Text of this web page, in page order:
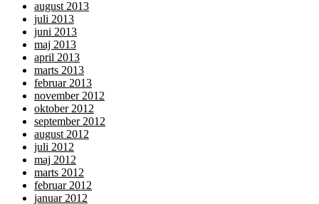
august 2013
juli 2013
juni 2013
maj 2013
april 2013
marts 2013
februar 2013
november 2012
oktober 2012
september 2012
august 2012
juli 2012
maj 2012
marts 2012
februar 2012
januar 2012